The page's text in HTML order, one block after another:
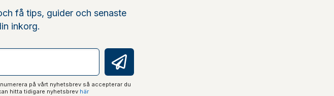
få tips, guider och senaste
inkorg.
på vårt nyhetsbrev så accepterar du
hitta tidigare nyhetsbrev här